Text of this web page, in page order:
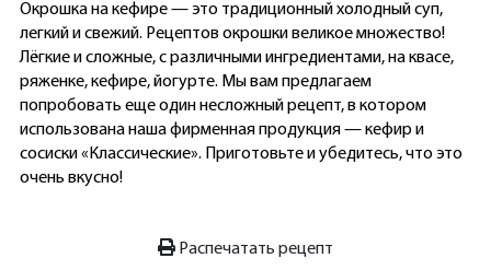
Окрошка на кефире — это традиционный холодный суп,
легкий и свежий. Рецептов окрошки великое множество!
Лёгкие и сложные, с различными ингредиентами, на квасе,
ряженке, кефире, йогурте. Мы вам предлагаем
попробовать еще один несложный рецепт, в котором
использована наша фирменная продукция — кефир и
сосиски «Классические». Приготовьте и убедитесь, что это
очень вкусно!
Распечатать рецепт